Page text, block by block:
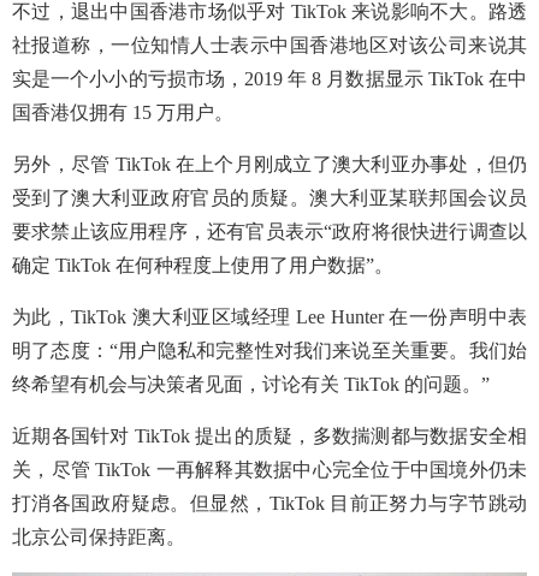
不过，退出中国香港市场似乎对 TikTok 来说影响不大。路透
社报道称，一位知情人士表示中国香港地区对该公司来说其
实是一个小小的亏损市场，2019 年 8 月数据显示 TikTok 在中
国香港仅拥有 15 万用户。
另外，尽管 TikTok 在上个月刚成立了澳大利亚办事处，但仍
受到了澳大利亚政府官员的质疑。澳大利亚某联邦国会议员
要求禁止该应用程序，还有官员表示“政府将很快进行调查以
确定 TikTok 在何种程度上使用了用户数据”。
为此，TikTok 澳大利亚区域经理 Lee Hunter 在一份声明中表
明了态度：“用户隐私和完整性对我们来说至关重要。我们始
终希望有机会与决策者见面，讨论有关 TikTok 的问题。”
近期各国针对 TikTok 提出的质疑，多数揣测都与数据安全相
关，尽管 TikTok 一再解释其数据中心完全位于中国境外仍未
打消各国政府疑虑。但显然，TikTok 目前正努力与字节跳动
北京公司保持距离。